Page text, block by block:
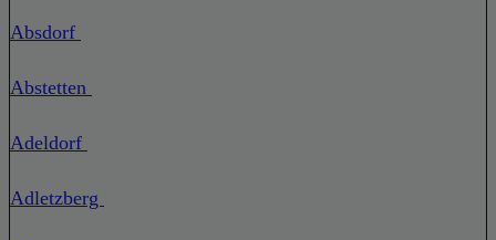
Absdorf
Abstetten
Adeldorf
Adletzberg